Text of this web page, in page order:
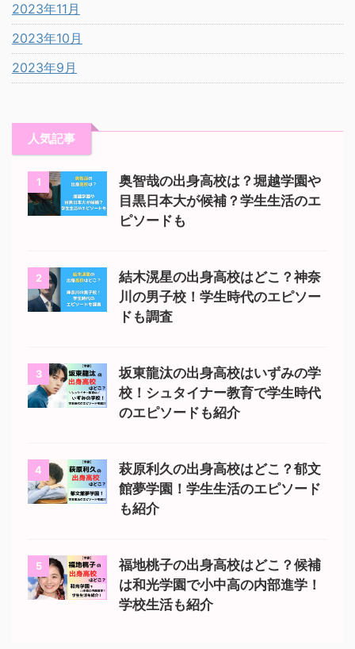
2023年11月
2023年10月
2023年9月
人気記事
1
奥智哉の出身高校は？堀越学園や
目黒日本大が候補？学生生活のエ
ピソードも
2
結木滉星の出身高校はどこ？神奈
川の男子校！学生時代のエピソー
ドも調査
3
坂東龍汰の出身高校はいずみの学
校！シュタイナー教育で学生時代
のエピソードも紹介
4
萩原利久の出身高校はどこ？郁文
館夢学園！学生生活のエピソード
も紹介
5
福地桃子の出身高校はどこ？候補
は和光学園で小中高の内部進学！
学校生活も紹介